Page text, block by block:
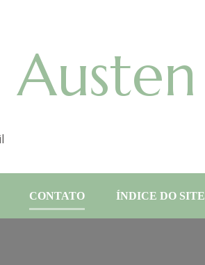
Austen
CONTATO ÍNDICE DO SITE